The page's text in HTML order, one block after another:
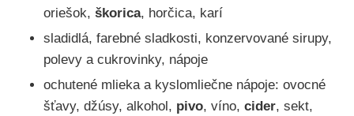
oriešok, škorica, horčica, karí
sladidlá, farebné sladkosti, konzervované sirupy,
polevy a cukrovinky, nápoje
ochutené mlieka a kyslomliečne nápoje: ovocné
šťavy, džúsy, alkohol, pivo, víno, cider, sekt,